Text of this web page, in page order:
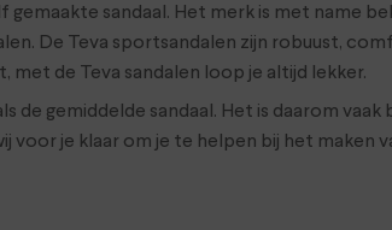
sandaal. Het merk is met name
De Teva sportsandalen zijn robuust,
met de Teva sandalen loop je altijd lekker.
gemiddelde sandaal. Het is daarom
voor je klaar om je te helpen bij het maken